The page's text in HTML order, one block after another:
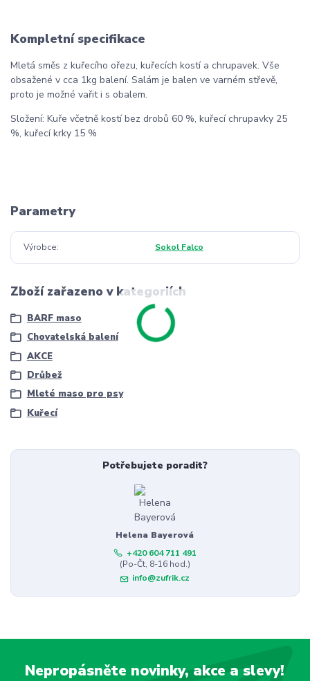
Kompletní specifikace
Mletá směs z kuřecího ořezu, kuřecích kostí a chrupavek. Vše
obsažené v cca 1kg balení. Salám je balen ve varném střevě,
proto je možné vařit i s obalem.
Složení: Kuře včetně kostí bez drobů 60 %, kuřecí chrupavky 25
%, kuřecí krky 15 %
Parametry
Výrobce Sokol Falco
Zboží zařazeno v kategoriích
BARF maso
Chovatelská balení
AKCE
Drůbež
Mleté maso pro psy
Kuřecí
Potřebujete poradit?
Helena Bayerová
+420 604 711 491
(Po-Čt, 8-16 hod.)
info@zufrik.cz
Nepropásněte novinky, akce a slevy!